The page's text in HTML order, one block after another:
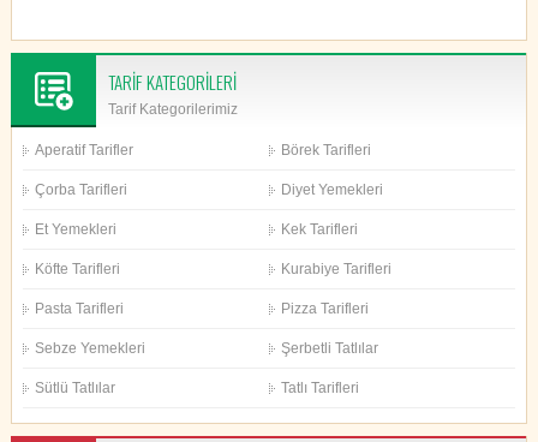
TARİF KATEGORİLERİ
Tarif Kategorilerimiz
Aperatif Tarifler Börek Tarifleri
Çorba Tarifleri Diyet Yemekleri
Et Yemekleri Kek Tarifleri
Köfte Tarifleri Kurabiye Tarifleri
Pasta Tarifleri Pizza Tarifleri
Sebze Yemekleri Şerbetli Tatlılar
Sütlü Tatlılar Tatlı Tarifleri